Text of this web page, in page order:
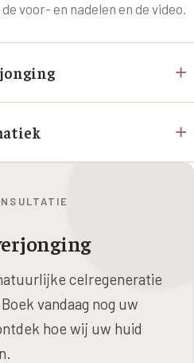
voor- en nadelen en de video.
+
+
celregeneratie
vandaag nog uw
hoe wij uw huid